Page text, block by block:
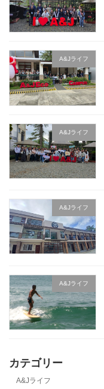
A&Jライフ
A&Jライフ
A&Jライフ
A&Jライフ
カテゴリー
A&Jライフ